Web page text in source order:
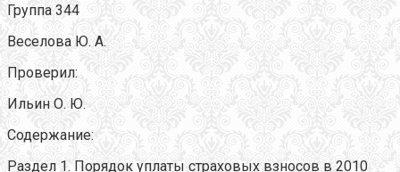
Группа 344
Веселова Ю. А.
Проверил:
Ильин О. Ю.
Содержание:
Раздел 1. Порядок уплаты страховых взносов в 2010